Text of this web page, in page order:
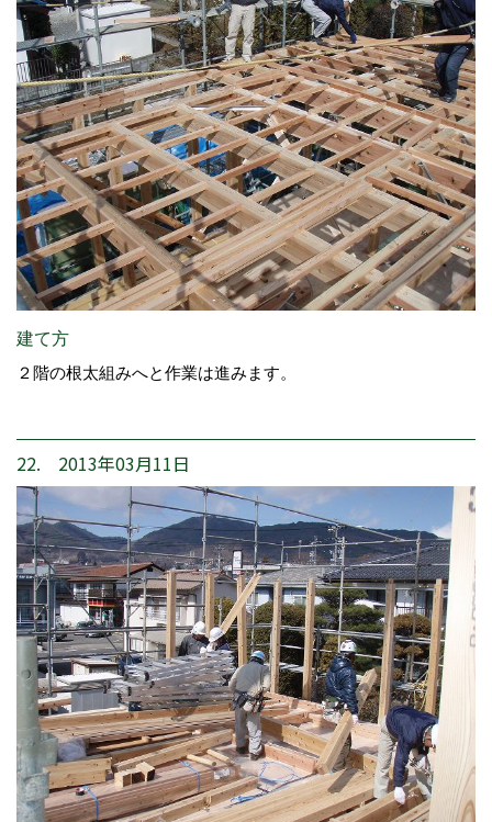
建て方
２階の根太組みへと作業は進みます。
22. 2013年03月11日